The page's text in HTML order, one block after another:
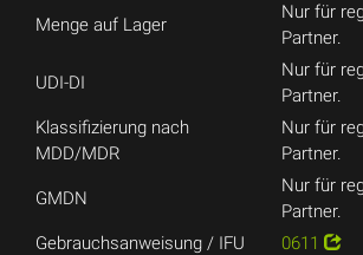
Menge auf Lager
Nur für
Partner.
UDI-DI
Nur für
Partner.
Klassifizierung nach
MDD/MDR
Nur für
Partner.
GMDN
Nur für
Partner.
Gebrauchsanweisung / IFU
0611